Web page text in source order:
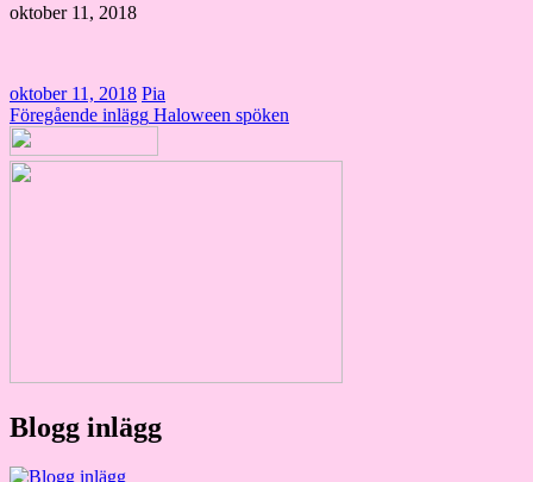
oktober 11, 2018
oktober 11, 2018 Pia
Inläggsnavigering
Föregående inlägg Haloween spöken
Blogg inlägg